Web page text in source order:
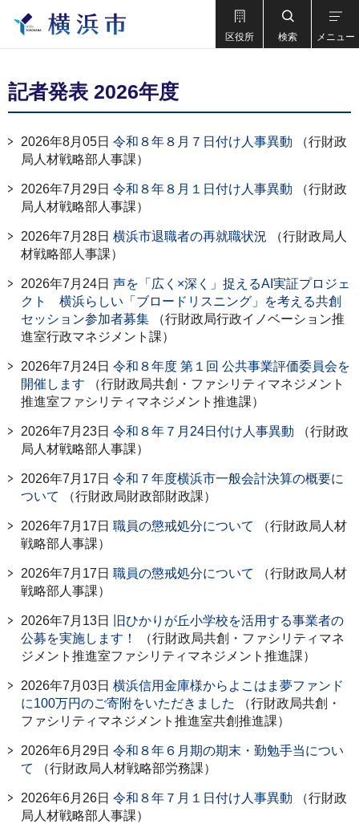
区役所 検索 メニュー
記者発表 2026年度
2026年8月05日 令和８年８月７日付け人事異動 （行財政
局人材戦略部人事課）
2026年7月29日 令和８年８月１日付け人事異動 （行財政
局人材戦略部人事課）
2026年7月28日 横浜市退職者の再就職状況 （行財政局人
材戦略部人事課）
2026年7月24日 声を「広く×深く」捉えるAI実証プロジェ
クト 横浜らしい「ブロードリスニング」を考える共創
セッション参加者募集 （行財政局行政イノベーション推
進室行政マネジメント課）
2026年7月24日 令和８年度 第１回 公共事業評価委員会を
開催します （行財政局共創・ファシリティマネジメント
推進室ファシリティマネジメント推進課）
2026年7月23日 令和８年７月24日付け人事異動 （行財政
局人材戦略部人事課）
2026年7月17日 令和７年度横浜市一般会計決算の概要に
ついて
（行財政局財政部財政課）
2026年7月17日 職員の懲戒処分について
（行財政局人材
戦略部人事課）
2026年7月17日 職員の懲戒処分について
（行財政局人材
戦略部人事課）
2026年7月13日
旧ひかりが丘小学校を活用する事業者の
公募を実施します！
（行財政局共創・ファシリティマネ
ジメント推進室ファシリティマネジメント推進課）
2026年7月03日 横浜信用金庫様からよこはま夢ファンド
に100万円のご寄附をいただきました
（行財政局共創・
ファシリティマネジメント推進室共創推進課）
2026年6月29日 令和８年６月期の期末・勤勉手当につい
て
（行財政局人材戦略部労務課）
2026年6月26日 令和８年７月１日付け人事異動 （行財政
局人材戦略部人事課）